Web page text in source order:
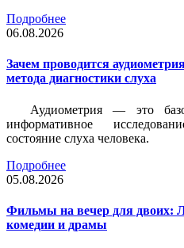
Подробнее
06.08.2026
Зачем проводится
метода диагностики слуха
Аудиометрия — это
информативное
состояние слуха человека.
Подробнее
05.08.2026
Фильмы на вечер для двоих:
комедии и драмы